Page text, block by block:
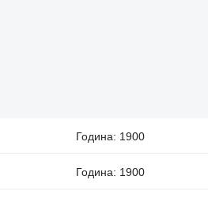
Година: 1900
Година: 1900